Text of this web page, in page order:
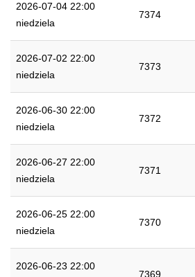
2026-07-04 22:00
niedziela
7374
2026-07-02 22:00
niedziela
7373
2026-06-30 22:00
niedziela
7372
2026-06-27 22:00
niedziela
7371
2026-06-25 22:00
niedziela
7370
2026-06-23 22:00
7369